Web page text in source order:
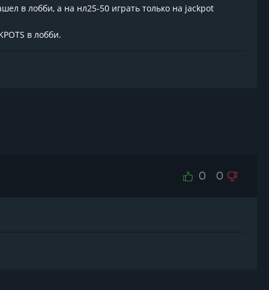
в лобби, а на нл25-50 играть только на jackpot
в лобби.
0 0